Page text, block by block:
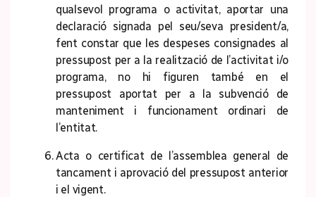
qualsevol programa o activitat, aportar una
declaració signada pel seu/seva president/a,
fent constar que les despeses consignades al
pressupost per a la realització de l’activitat i/o
programa, no hi figuren també en el
pressupost aportat per a la subvenció de
manteniment i funcionament ordinari de
l’entitat.
Acta o certificat de l’assemblea general de
tancament i aprovació del pressupost anterior
i el vigent.